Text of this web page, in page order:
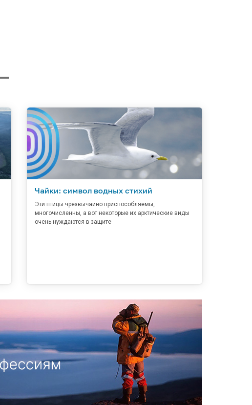
Чайки: символ водных стихий
Эти птицы чрезвычайно приспособляемы,
многочисленны, а вот некоторые их арктические виды
очень нуждаются в защите